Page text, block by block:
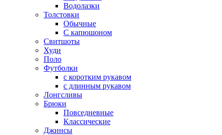
Водолазки
Толстовки
Обычные
С капюшоном
Свитшоты
Худи
Поло
Футболки
с коротким рукавом
с длинным рукавом
Лонгсливы
Брюки
Повседневные
Классические
Джинсы